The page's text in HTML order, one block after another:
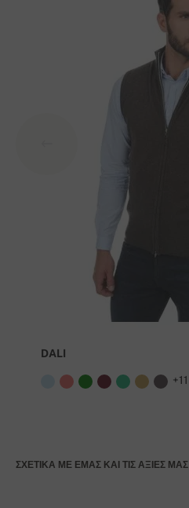
DALI
+11
ΣΧΕΤΙΚΆ ΜΕ ΕΜΆΣ ΚΑΙ ΤΙΣ ΑΞΊΕΣ ΜΑΣ